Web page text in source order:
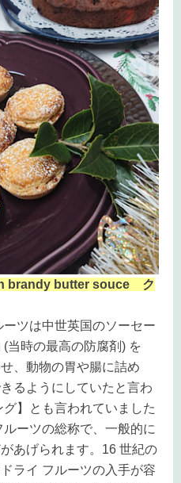
brandy butter souce ク
ツは中世英国のソーセー
当時の最高の防腐剤) を
、動物の胃や腸に詰め
るようにしていたと言わ
】とも言われていました
ーツの総称で、一般的に
あげられます。16 世紀の
ライ フルーツの入手が容